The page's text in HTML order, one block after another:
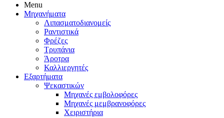
Menu
Μηχανήματα
Λιπασματοδιανομείς
Ραντιστικά
Φρέζες
Τρυπάνια
Άροτρα
Καλλιεργητές
Εξαρτήματα
Ψεκαστικών
Μηχανές εμβολοφόρες
Μηχανές μεμβρανοφόρες
Χειριστήρια